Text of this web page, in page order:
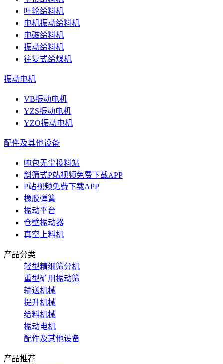
叶轮给料机
电机振动给料机
电磁给料机
振动给料机
往复式给煤机
振动电机
VB振动电机
YZS振动电机
YZO振动电机
配件及其他设备
吨包无尘投料站
斜筛式P站视频免费下载APP
P站视频免费下载APP
橡胶弹簧
振动平台
仓壁振动器
真空上料机
产品分类
轻型精细筛分机
重型矿用振动筛
输送机械
提升机械
给料机械
振动电机
配件及其他设备
产品推荐